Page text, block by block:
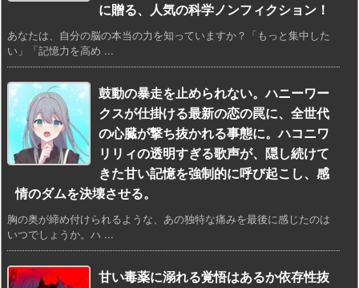
に贈る、人気の科学ノンフィクション！
あなたは、自分の脳の本当の力を知っていますか？「もっと集中した
い」「記憶力を高め ...
鼓動の暴走を止められない。ハニーワー
クスが仕掛ける最新の恋の罠に、全世代
の心臓が撃ち抜かれる事態に。ハコニワ
リリィの透明すぎる歌声が、隠し続けて
きた甘い記憶を強制的に呼び起こし、感
情のダムを決壊させる。
胸の奥が締め付けられるような、あの独特な痛みを最後に感じたのは
いつでしょうか。ハ ...
甘い毒薬に溺れる覚悟はあるか依存性抜